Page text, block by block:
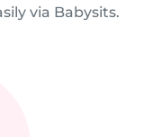
via Babysits.